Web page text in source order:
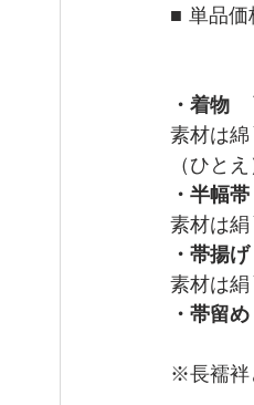
■ 単品価
・着物
素材は
（ひと
・半幅
素材は絹
・帯揚
素材は絹
・帯留
※長襦袢